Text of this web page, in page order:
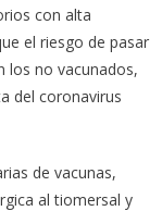
con alta
el riesgo de pasar
los no vacunados,
del coronavirus
de vacunas,
al tiomersal y